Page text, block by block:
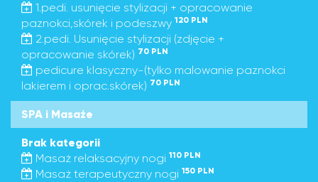
1.pedi. usunięcie stylizacji + opracowanie
paznokci,skórek i podeszwy 120 PLN
2.pedi. Usunięcie stylizacji (zdjęcie +
opracowanie skórek) 70 PLN
pedicure klasyczny-(tylko malowanie paznokci
lakierem i oprac.skórek) 70 PLN
SPA i Masaże
Brak kategorii
Masaż relaksacyjny nogi 110 PLN
Masaż terapeutyczny nogi 150 PLN